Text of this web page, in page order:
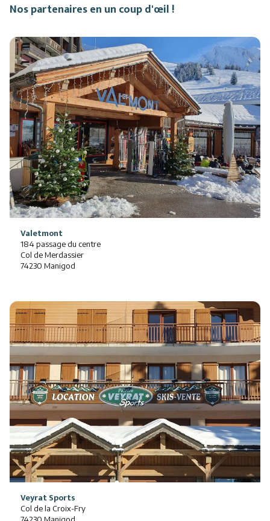
Nos partenaires en un coup d'œil !
Valetmont
184 passage du centre
Col de Merdassier
74230 Manigod
Veyrat Sports
Col de la Croix-Fry